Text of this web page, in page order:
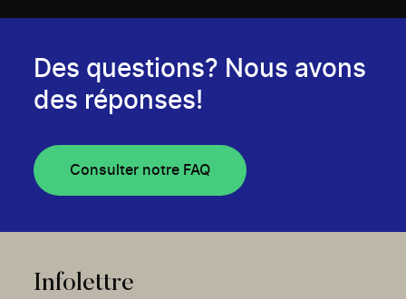
Des questions? Nous avons
des réponses!
Consulter notre FAQ
Infolettre